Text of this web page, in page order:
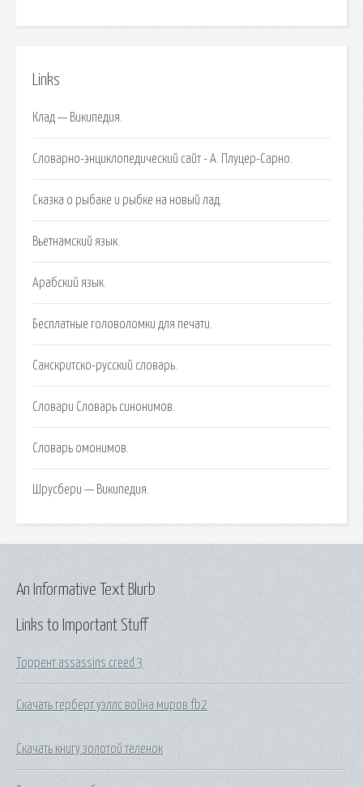
Links
Клад — Википедия.
Словарно-энциклопедический сайт - А. Плуцер-Сарно.
Сказка о рыбаке и рыбке на новый лад.
Вьетнамский язык.
Арабский язык.
Бесплатные головоломки для печати.
Санскритско-русский словарь.
Словари Словарь синонимов.
Словарь омонимов.
Шрусбери — Википедия.
Links to Important Stuff
Торрент assassins creed 3
Скачать герберт уэллс война миров fb2
Скачать книгу золотой теленок
An Informative Text Blurb